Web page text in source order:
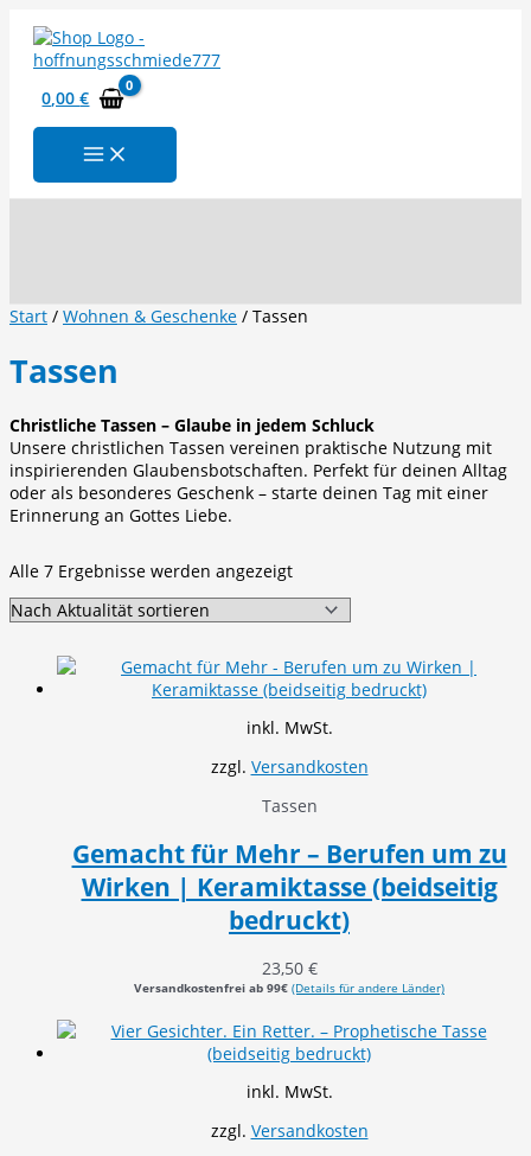
Inhalt
springen
0,00€
Start / Wohnen & Geschenke / Tassen
Tassen
Christliche Tassen – Glaube in jedem Schluck
Unsere christlichen Tassen vereinen praktische Nutzung mit
inspirierenden Glaubensbotschaften. Perfekt für deinen Alltag
oder als besonderes Geschenk – starte deinen Tag mit einer
Erinnerung an Gottes Liebe.
Alle 7 Ergebnisse werden angezeigtNach
sortiert
inkl. MwSt.
zzgl. Versandkosten
Tassen
Gemacht für Mehr – Berufen um zu
Wirken | Keramiktasse (beidseitig
bedruckt)
23,50 €
Versandkostenfrei ab 99€ (Details für andere Länder)
inkl. MwSt.
zzgl. Versandkosten